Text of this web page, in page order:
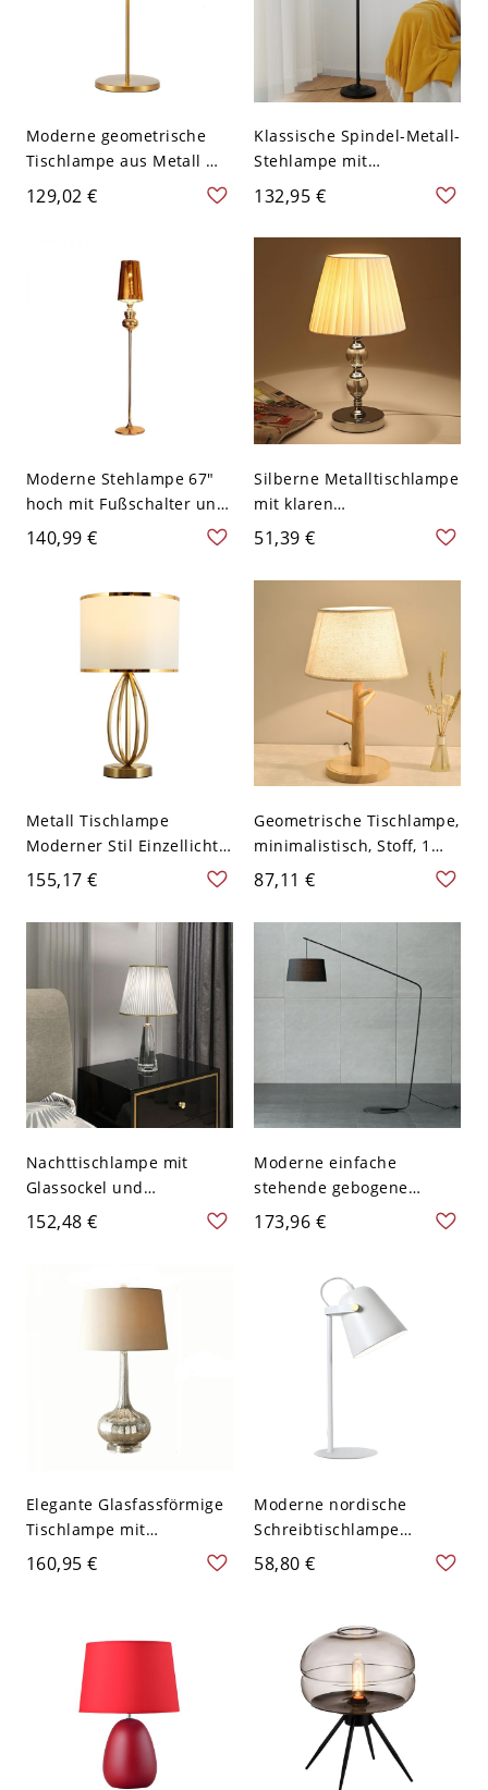
Moderne geometrische
Tischlampe aus Metall mit
Glaslampenschirm und 1
Licht - 110V-120V mit
129,02 €
Klassische Spindel-Metall-
Stehlampe mit
Faltenschirm für
Wohnzimmer - Beige
110V-120V Schwarz
132,95 €
Moderne Stehlampe 67"
hoch mit Fußschalter und
Stoffschirm für
Wohnzimmer - 110V-120V
140,99 €
Silberne Metalltischlampe
mit klaren
Kristallakzenten, LED-Licht
und Fassschirm 9 Zoll &
darunter - Beige 110V-
120V Druck
51,39 €
Metall Tischlampe
Moderner Stil Einzellicht
Tischlampe für
Schlafzimmer - 110V-120V
Beige Druck
155,17 €
Geometrische Tischlampe,
minimalistisch, Stoff, 1
Kopf, weiß und Holz,
Nachtlicht für
Schlafzimmer - 110V-120V
Weiß D
87,11 €
Nachttischlampe mit
Glassockel und
Trommelschirm, geeignet
pen - 110V-120V Grau
152,48 €
Moderne einfache
stehende gebogene
Stehlampe in Schwarz mit
Stoffschirm für Zuhause -
173,96 €
Elegante Glasfassförmige
Tischlampe mit
modernem Stoffschirm -
110V-120V Silber Druck
160,95 €
Moderne nordische
Schreibtischlampe
Macaron Tischlampen für
Wohnzimmer
58,80 €